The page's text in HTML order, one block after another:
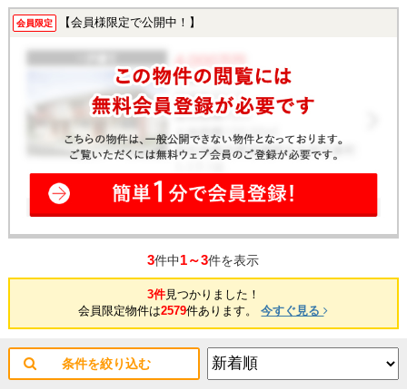
会員限定 【会員様限定で公開中！】
3件中1～3件を表示
3件見つかりました！
会員限定物件は2579件あります。今すぐ見る
条件を絞り込む